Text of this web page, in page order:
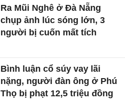
Ra Mũi Nghê ở Đà Nẵng
chụp ảnh lúc sóng lớn, 3
người bị cuốn mất tích
Bình luận cổ súy vay lãi
nặng, người đàn ông ở Phú
Thọ bị phạt 12,5 triệu đồng